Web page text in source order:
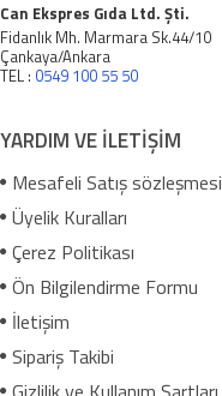
Can Ekspres Gıda Ltd. Şti.
Fidanlık Mh. Marmara Sk.44/10
Çankaya/Ankara
TEL : 0549 100 55 50
YARDIM VE İLETİŞİM
Mesafeli Satış sözleşmesi
Üyelik Kuralları
Çerez Politikası
Ön Bilgilendirme Formu
İletişim
Sipariş Takibi